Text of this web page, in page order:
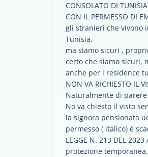
CONSOLATO DI
CON IL PERMESSO DI
gli stranieri che vivono
Tunisia.
ma siamo sicuri ,
certo che siamo sicuri,
anche per i residence
NON VA RICHIESTO IL
Naturalmente di
No va chiesto il visto
la signora pensionata
permesso ( italico) è
LEGGE N. 213 DEL
protezione